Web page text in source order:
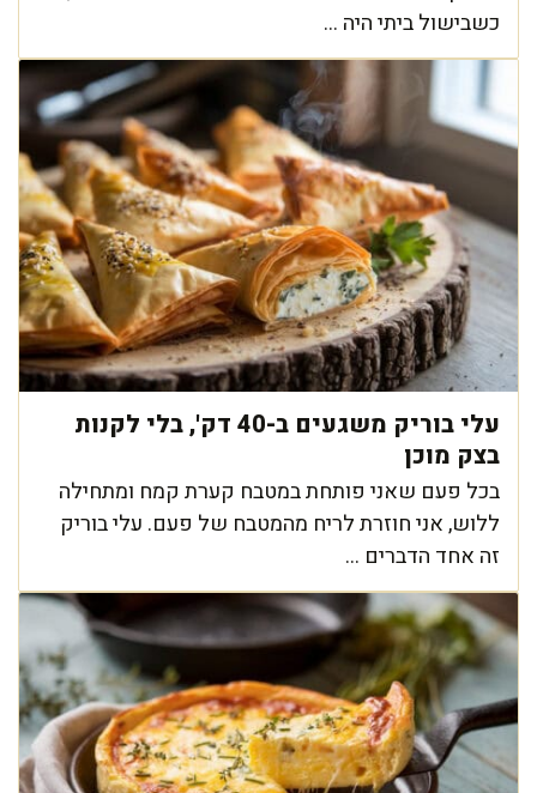
כשבישול ביתי היה ...
עלי בוריק משגעים ב-40 דק', בלי לקנות
בצק מוכן
בכל פעם שאני פותחת במטבח קערת קמח ומתחילה
ללוש, אני חוזרת לריח מהמטבח של פעם. עלי בוריק
זה אחד הדברים ...